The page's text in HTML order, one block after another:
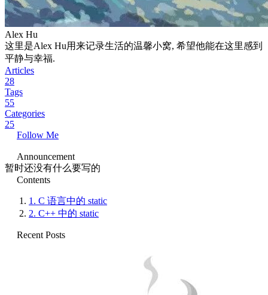
Alex Hu
这里是Alex Hu用来记录生活的温馨小窝, 希望他能在这里感到
平静与幸福.
Articles
28
Tags
55
Categories
25
Follow Me
Announcement
暂时还没有什么要写的
Contents
1. C 语言中的 static
2. C++ 中的 static
Recent Posts